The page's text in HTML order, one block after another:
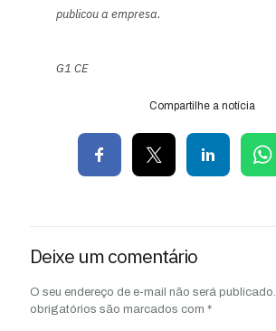
publicou a empresa.
G1 CE
Compartilhe a notícia
Deixe um comentário
O seu endereço de e-mail não será publicado.
obrigatórios são marcados com *